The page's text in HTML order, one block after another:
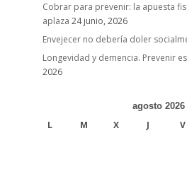
Cobrar para prevenir: la apuesta
aplaza 24 junio, 2026
Envejecer no debería doler
Longevidad y demencia. Prevenir
2026
agosto 2026
L M X J V